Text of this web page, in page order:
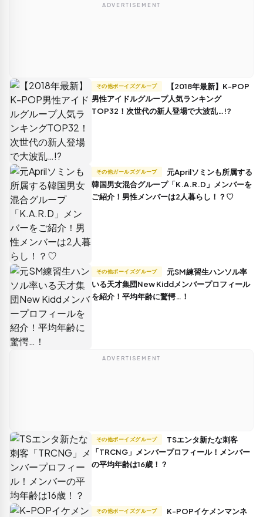
ADVERTISEMENT
その他ボーイズグループ
男性アイドルグループ人気ランキング
TOP32！次世代の新人登場で大波乱…!?
その他ガールズグループ
韓国男女混合グループ「K.A.R.D」メンバーを
ご紹介！男性メンバーは2人暮らし！？♡
その他ボーイズグループ
いる天才集団New Kiddメンバープロフィール
を紹介！平均年齢に驚愕…！
ADVERTISEMENT
その他ボーイズグループ
「TRCNG」メンバープロフィール！メンバー
の平均年齢は16歳！？
その他ボーイズグループ